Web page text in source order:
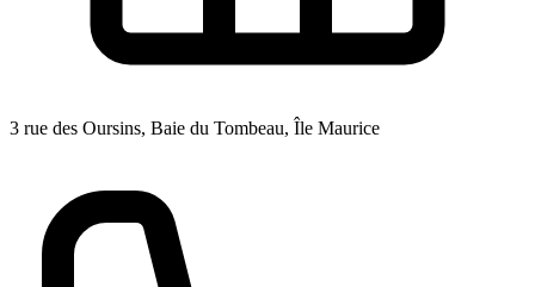
3 rue des Oursins, Baie du Tombeau, Île Maurice